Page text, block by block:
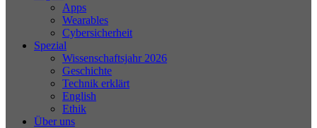
Apps
Wearables
Cybersicherheit
Spezial
Wissenschaftsjahr 2026
Geschichte
Technik erklärt
English
Ethik
Über uns